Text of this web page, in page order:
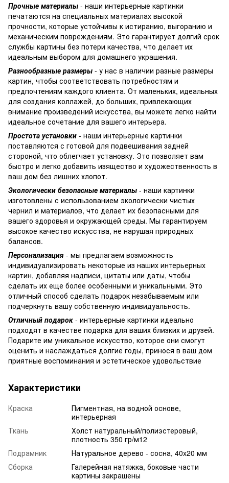
Прочные материалы - наши интерьерные картинки
печатаются на специальных материалах высокой
прочности, которые устойчивы к истиранию, выгоранию и
механическим повреждениям. Это гарантирует долгий срок
службы картины без потери качества, что делает их
идеальным выбором для домашнего украшения.
Разнообразные размеры - у нас в наличии разные размеры
картин, чтобы соответствовать потребностям и
предпочтениям каждого клиента. От маленьких, идеальных
для создания коллажей, до больших, привлекающих
внимание произведений искусства, вы можете легко найти
идеальное сочетание для вашего интерьера.
Простота установки - наши интерьерные картинки
поставляются с готовой для подвешивания задней
стороной, что облегчает установку. Это позволяет вам
быстро и легко добавить изящество и художественность в
ваш дом без лишних хлопот.
Экологически безопасные материалы - наши картинки
изготовлены с использованием экологически чистых
чернил и материалов, что делает их безопасными для
вашего здоровья и окружающей среды. Мы гарантируем
высокое качество искусства, не нарушая природных
балансов.
Персонализация - мы предлагаем возможность
индивидуализировать некоторые из наших интерьерных
картин, добавляя надписи, цитаты или даты, чтобы
сделать их еще более особенными и уникальными. Это
отличный способ сделать подарок незабываемым или
подчеркнуть вашу собственную индивидуальность.
Отличный подарок - интерьерные картинки идеально
подходят в качестве подарка для ваших близких и друзей.
Подарите им уникальное искусство, которое они смогут
оценить и наслаждаться долгие годы, принося в ваш дом
приятные воспоминания и эстетическое удовольствие
Характеристики
Краска
Пигментная, на водной основе,
интерьерная
Ткань
Холст натуральный/полиэстеровый,
плотность 350 гр/м12
Подрамник
Натуральное дерево - сосна, 40x20 мм
Сборка
Галерейная натяжка, боковые части
картины закрашены